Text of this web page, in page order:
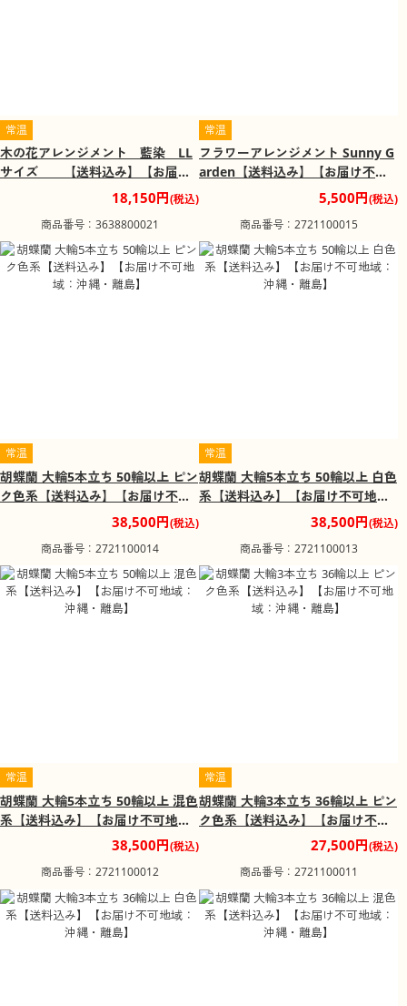
常温
木の花アレンジメント 藍染 LL
サイズ 【送料込み】【お届け
不可地域：北海道・沖縄・離島】
18,150円(税込)
商品番号：3638800021
常温
フラワーアレンジメント Sunny G
arden【送料込み】【お届け不可
5,500円(税込)
商品番号：2721100015
常温
胡蝶蘭 大輪5本立ち 50輪以上 ピン
ク色系【送料込み】【お届け不可
地域：沖縄・離島】38,500円(税込)
商品番号：2721100014
常温
胡蝶蘭 大輪5本立ち 50輪以上 白色
系【送料込み】【お届け不可地
38,500円(税込)
商品番号：2721100013
常温
胡蝶蘭 大輪5本立ち 50輪以上 混色
系【送料込み】【お届け不可地
38,500円(税込)
商品番号：2721100012
常温
胡蝶蘭 大輪3本立ち 36輪以上 ピン
ク色系【送料込み】【お届け不可
地域：沖縄・離島】27,500円(税込)
商品番号：2721100011